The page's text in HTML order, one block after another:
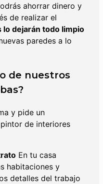
ahorrar dinero y
de realizar el
dejarán todo limpio
paredes a lo
de nuestros
y pide un
pintor de interiores
En tu casa
habitaciones y
detalles del trabajo